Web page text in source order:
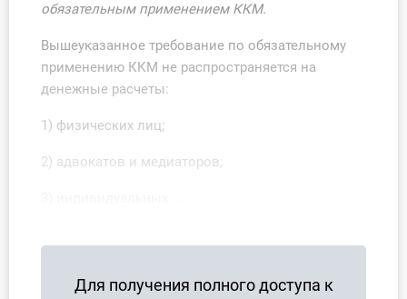
обязательным применением ККМ.
Вышеуказанное требование по обязательному
применению ККМ не распространяется на
денежные расчеты:
1) физических лиц;
2) адвокатов и медиаторов;
Для получения полного доступа к